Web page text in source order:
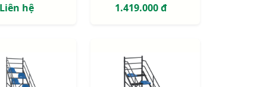
Liên hệ 1.419.000 đ